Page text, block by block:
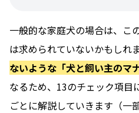
一般的な家庭犬の場合は、こ
は求められていないかもしれ
ないような「犬と飼い主のマナ
なるため、13のチェック項目
ごとに解説していきます（一